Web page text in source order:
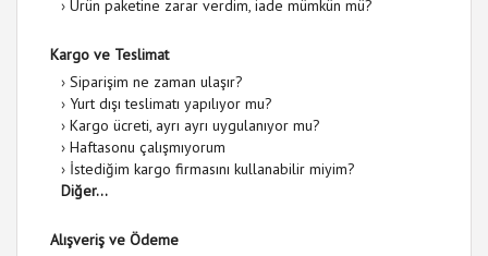
› Ürün paketine zarar verdim, iade mümkün mü?
Kargo ve Teslimat
› Siparişim ne zaman ulaşır?
› Yurt dışı teslimatı yapılıyor mu?
› Kargo ücreti, ayrı ayrı uygulanıyor mu?
› Haftasonu çalışmıyorum
› İstediğim kargo firmasını kullanabilir miyim?
Diğer...
Alışveriş ve Ödeme